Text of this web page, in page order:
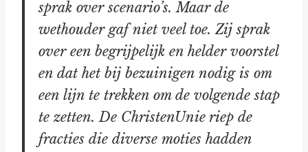
sprak over scenario’s. Maar de
wethouder gaf niet veel toe. Zij sprak
over een begrijpelijk en helder voorstel
en dat het bij bezuinigen nodig is om
een lijn te trekken om de volgende stap
te zetten. De ChristenUnie riep de
fracties die diverse moties hadden